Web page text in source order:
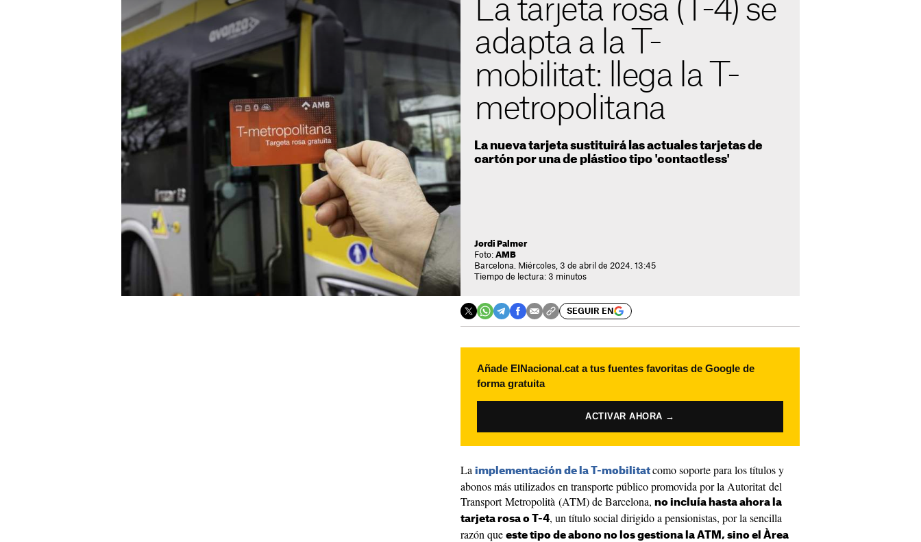
La tarjeta rosa (T-4) se
adapta a la T-
mobilitat: llega la T-
metropolitana
La nueva tarjeta sustituirá las actuales tarjetas de
cartón por una de plástico tipo 'contactless'
Jordi Palmer
Foto: AMB
Barcelona. Miércoles, 3 de abril de 2024. 13:45
Tiempo de lectura: 3 minutos
SEGUIR EN
Añade ElNacional.cat a tus fuentes favoritas de Google de
forma gratuita
ACTIVAR AHORA →
La implementación de la T-mobilitat como soporte para los títulos y
abonos más utilizados en transporte público promovida por la Autoritat del
Transport Metropolità (ATM) de Barcelona, no incluía hasta ahora la
tarjeta rosa o T-4, un título social dirigido a pensionistas, por la sencilla
razón que este tipo de abono no los gestiona la ATM, sino el Àrea